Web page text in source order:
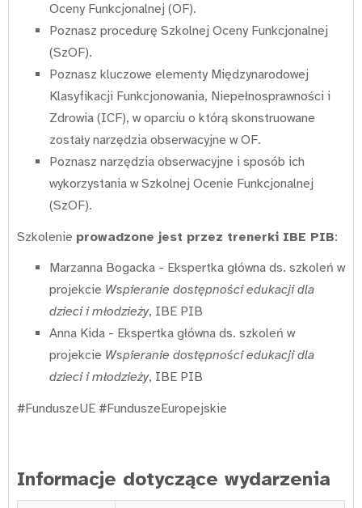
Oceny Funkcjonalnej (OF).
Poznasz procedurę Szkolnej Oceny Funkcjonalnej
(SzOF).
Poznasz kluczowe elementy Międzynarodowej
Klasyfikacji Funkcjonowania, Niepełnosprawności i
Zdrowia (ICF), w oparciu o którą skonstruowane
zostały narzędzia obserwacyjne w OF.
Poznasz narzędzia obserwacyjne i sposób ich
wykorzystania w Szkolnej Ocenie Funkcjonalnej
(SzOF).
Szkolenie prowadzone jest przez trenerki IBE PIB:
Marzanna Bogacka - Ekspertka główna ds. szkoleń w
projekcie Wspieranie dostępności edukacji dla
dzieci i młodzieży, IBE PIB
Anna Kida - Ekspertka główna ds. szkoleń w
projekcie Wspieranie dostępności edukacji dla
dzieci i młodzieży, IBE PIB
#FunduszeUE #FunduszeEuropejskie
Informacje dotyczące wydarzenia